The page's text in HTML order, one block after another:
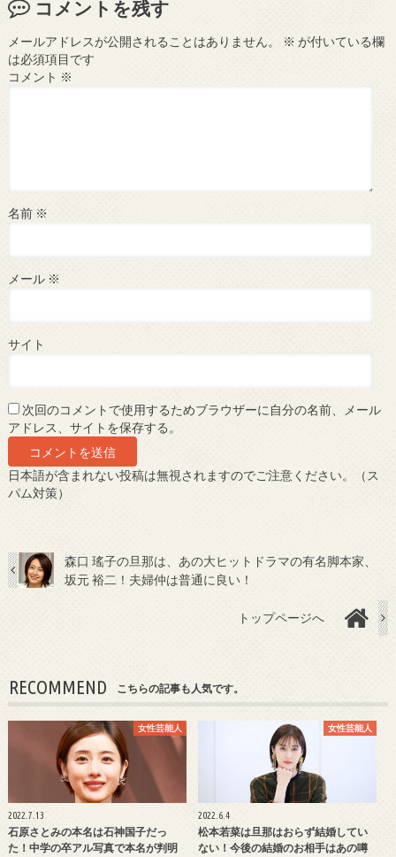
コメントを残す
メールアドレスが公開されることはありません。 ※ が付いている欄
は必須項目です
コメント ※
名前 ※
メール ※
サイト
次回のコメントで使用するためブラウザーに自分の名前、メール
アドレス、サイトを保存する。
日本語が含まれない投稿は無視されますのでご注意ください。（ス
パム対策）
森口 瑤子の旦那は、あの大ヒットドラマの有名脚本家、
坂元 裕二！夫婦仲は普通に良い！
トップページへ
RECOMMEND こちらの記事も人気です。
女性芸能人
2022.7.13
石原さとみの本名は石神国子だっ
た！中学の卒アル写真で本名が判明
女性芸能人
2022.6.4
松本若菜は旦那はおらず結婚してい
ない！今後の結婚のお相手はあの噂